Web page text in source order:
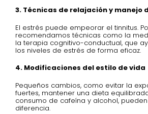
3. Técnicas de relajación y manejo
El estrés puede empeorar el tinnitus.
recomendamos técnicas como la
la terapia cognitivo-conductual, que
los niveles de estrés de forma eficaz.
4. Modificaciones del estilo de vida
Pequeños cambios, como evitar la
fuertes, mantener una dieta
consumo de cafeína y alcohol,
diferencia.